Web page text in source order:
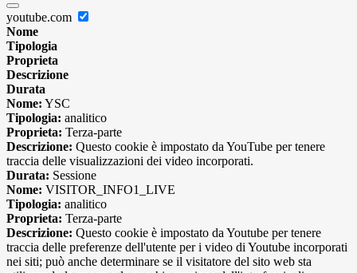
youtube.com
Nome
Tipologia
Proprieta
Descrizione
Durata
Nome: YSC
Tipologia: analitico
Proprieta: Terza-parte
Descrizione: Questo cookie è impostato da YouTube per tenere
traccia delle visualizzazioni dei video incorporati.
Durata: Sessione
Nome: VISITOR_INFO1_LIVE
Tipologia: analitico
Proprieta: Terza-parte
Descrizione: Questo cookie è impostato da Youtube per tenere
traccia delle preferenze dell'utente per i video di Youtube incorporati
nei siti; può anche determinare se il visitatore del sito web sta